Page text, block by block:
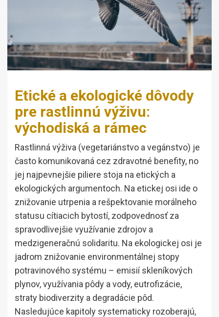
Etické a ekologické dôvody
pre rastlinnú výživu:
východiská a rámec
Rastlinná výživa (vegetariánstvo a vegánstvo) je
často komunikovaná cez zdravotné benefity, no
jej najpevnejšie piliere stoja na etických a
ekologických argumentoch. Na etickej osi ide o
znižovanie utrpenia a rešpektovanie morálneho
statusu cítiacich bytostí, zodpovednosť za
spravodlivejšie využívanie zdrojov a
medzigeneračnú solidaritu. Na ekologickej osi je
jadrom znižovanie environmentálnej stopy
potravinového systému – emisií skleníkových
plynov, využívania pôdy a vody, eutrofizácie,
straty biodiverzity a degradácie pôd.
Nasledujúce kapitoly systematicky rozoberajú,